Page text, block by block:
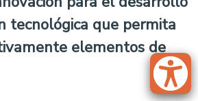
tecnológica que permita
elementos de